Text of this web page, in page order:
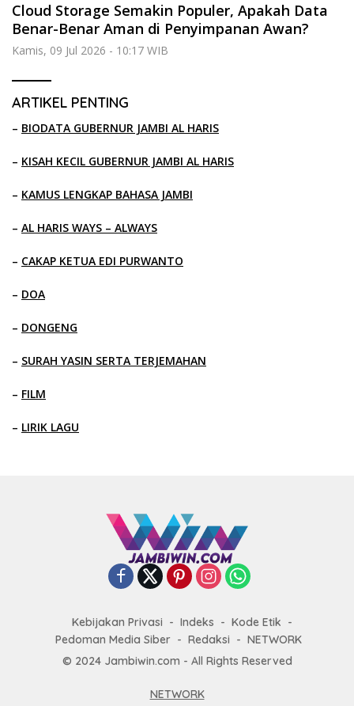
Cloud Storage Semakin Populer, Apakah Data
Benar-Benar Aman di Penyimpanan Awan?
Kamis, 09 Jul 2026 - 10:17 WIB
ARTIKEL PENTING
– BIODATA GUBERNUR JAMBI AL HARIS
– KISAH KECIL GUBERNUR JAMBI AL HARIS
– KAMUS LENGKAP BAHASA JAMBI
– AL HARIS WAYS – ALWAYS
– CAKAP KETUA EDI PURWANTO
– DOA
– DONGENG
– SURAH YASIN SERTA TERJEMAHAN
– FILM
– LIRIK LAGU
Kebijakan Privasi Indeks
Kode Etik
Pedoman Media Siber
Redaksi
NETWORK
© 2024 Jambiwin.com - All Rights Reserved
NETWORK